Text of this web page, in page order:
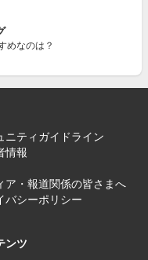
めなのは？
ニティガイドライン
情報
ア・報道関係の皆さまへ
バシーポリシー
ンツ